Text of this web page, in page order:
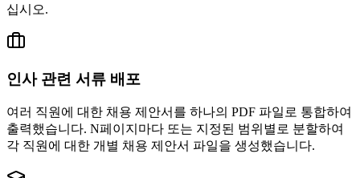
십시오.
인사 관련 서류 배포
여러 직원에 대한 채용 제안서를 하나의 PDF 파일로 통합하여
출력했습니다. N페이지마다 또는 지정된 범위별로 분할하여
각 직원에 대한 개별 채용 제안서 파일을 생성했습니다.